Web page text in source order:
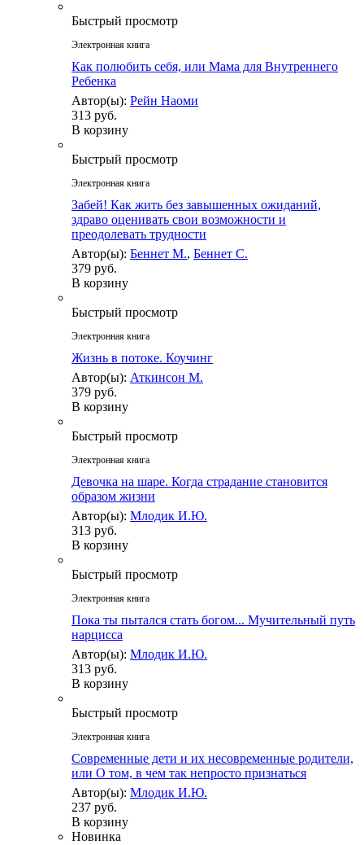
Быстрый просмотр
Электронная книга
Как полюбить себя, или Мама для Внутреннего
Ребенка
Автор(ы): Рейн Наоми
313 руб.
В корзину
Быстрый просмотр
Электронная книга
Забей! Как жить без завышенных ожиданий,
здраво оценивать свои возможности и
преодолевать трудности
Автор(ы): Беннет М., Беннет С.
379 руб.
В корзину
Быстрый просмотр
Электронная книга
Жизнь в потоке. Коучинг
Автор(ы): Аткинсон М.
379 руб.
В корзину
Быстрый просмотр
Электронная книга
Девочка на шаре. Когда страдание становится
образом жизни
Автор(ы): Млодик И.Ю.
313 руб.
В корзину
Быстрый просмотр
Электронная книга
Пока ты пытался стать богом... Мучительный путь
нарцисса
Автор(ы): Млодик И.Ю.
313 руб.
В корзину
Быстрый просмотр
Электронная книга
Современные дети и их несовременные родители,
или О том, в чем так непросто признаться
Автор(ы): Млодик И.Ю.
237 руб.
В корзину
Новинка